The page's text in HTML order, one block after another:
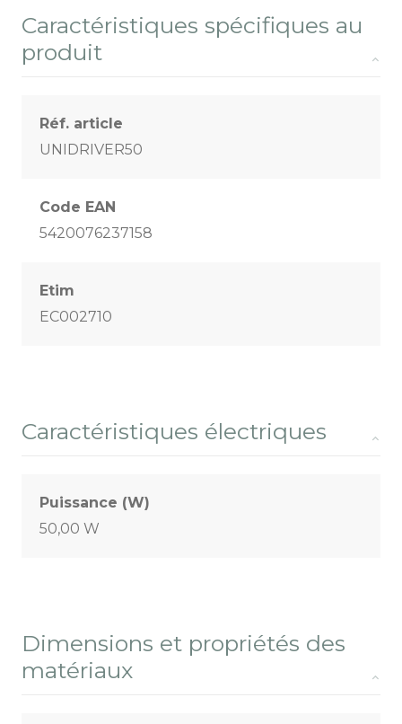
Caractéristiques spécifiques au
produit
Réf. article
UNIDRIVER50
Code EAN
5420076237158
Etim
EC002710
Caractéristiques électriques
Puissance (W)
50,00 W
Dimensions et propriétés des
matériaux